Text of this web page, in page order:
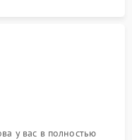
у вас в полностью